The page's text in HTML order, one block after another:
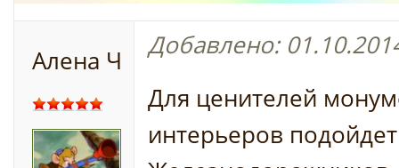
Алена Ч
Добавлено:
Для ценителей
интерьеров